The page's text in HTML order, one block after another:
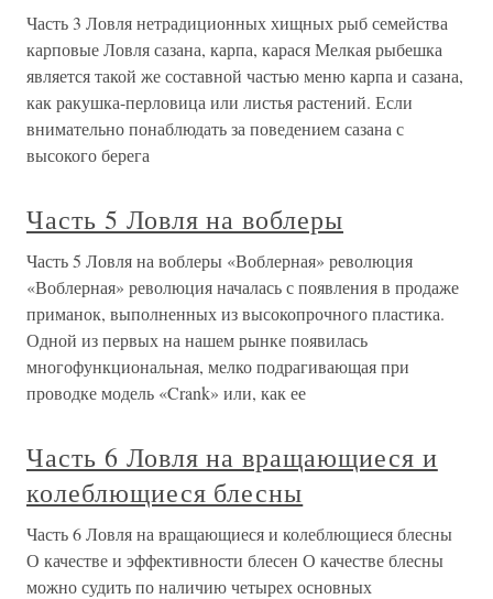
Часть 3 Ловля нетрадиционных хищных рыб семейства
карповые Ловля сазана, карпа, карася Мелкая рыбешка
является такой же составной частью меню карпа и сазана,
как ракушка-перловица или листья растений. Если
внимательно понаблюдать за поведением сазана с
высокого берега
Часть 5 Ловля на воблеры
Часть 5 Ловля на воблеры «Воблерная» революция
«Воблерная» революция началась с появления в продаже
приманок, выполненных из высокопрочного пластика.
Одной из первых на нашем рынке появилась
многофункциональная, мелко подрагивающая при
проводке модель «Crank» или, как ее
Часть 6 Ловля на вращающиеся и
колеблющиеся блесны
Часть 6 Ловля на вращающиеся и колеблющиеся блесны
О качестве и эффективности блесен О качестве блесны
можно судить по наличию четырех основных